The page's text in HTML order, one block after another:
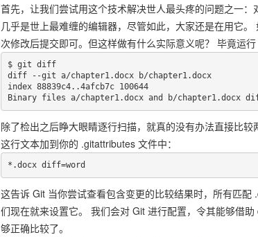
首先，让我们尝试用这个技术解决世人最头疼的问题之一
几乎是世上最难缠的编辑器，尽管如此，大家还是在用它
次修改后提交即可。但这样做有什么实际意义呢？ 毕竟运
$ git diff
diff --git a/chapter1.docx b/chapter1.docx
index 88839c4..4afcb7c 100644
Binary files a/chapter1.docx and b/chapter1.docx
除了检出之后睁大眼睛逐行扫描，就真的没有办法直接比
这行文本加到你的 .gitattributes 文件中：
*.docx diff=word
这告诉 Git 当你尝试查看包含变更的比较结果时，所有匹配
们现在就来设置它。 我们会对 Git 进行配置，令其能够借
够正确比较了。